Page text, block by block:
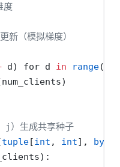
度
新（模拟梯度）
d) for d in range
生成共享种子
tuple[int , int],